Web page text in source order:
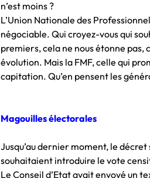
n’est moins ?
L’Union Nationale des
négociable. Qui croyez-vous qui
premiers, cela ne nous étonne pas,
évolution. Mais la FMF, celle qui
capitation. Qu’en pensent les
Magouilles électorales
Jusqu’au dernier moment, le
souhaitaient introduire le vote
Le Conseil d’Etat avait envoyé un